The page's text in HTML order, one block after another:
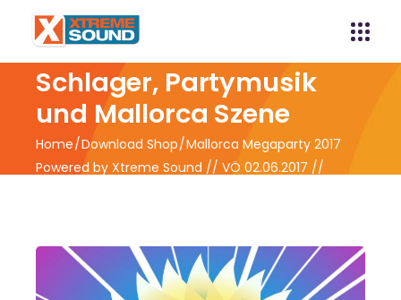
Xtreme Sound -
Schlager, Partymusik
und Mallorca Szene
Home Download Shop Mallorca Megaparty 2017
Powered by Xtreme Sound // VÖ 02.06.2017 //